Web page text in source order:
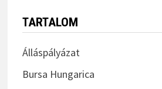
TARTALOM
Álláspályázat
Bursa Hungarica